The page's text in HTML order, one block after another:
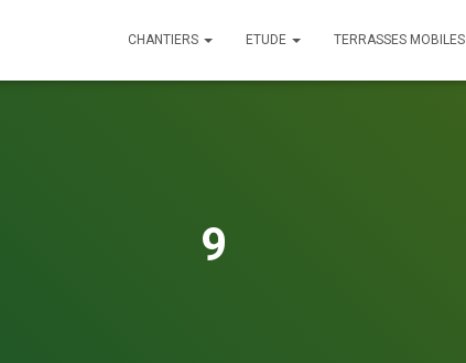
CHANTIERS ETUDE TERRASSES MOBILES
9